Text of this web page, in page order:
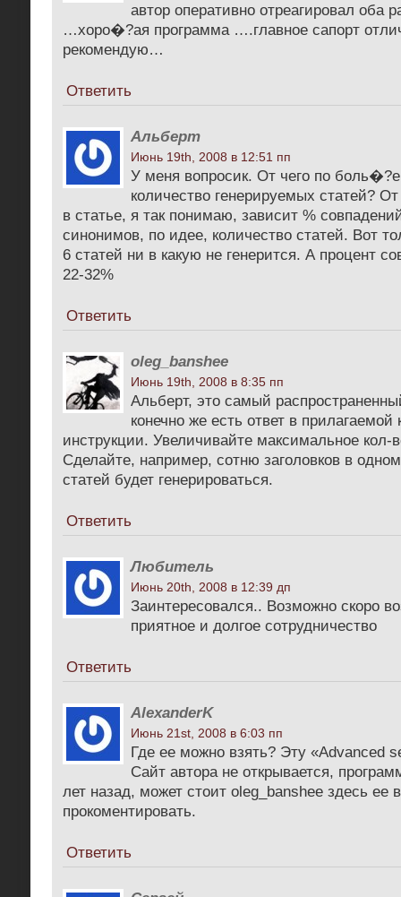
автор оперативно отреагировал оба
…хоро�?ая программа ….главное сапорт
рекомендую…
Ответить
Альберт
Июнь 19th, 2008 в 12:51 пп
У меня вопросик. От чего по
количество генерируемых статей?
в статье, я так понимаю, зависит %
синонимов, по идее, количество статей. Вот
6 статей ни в какую не генерится. А процент
22-32%
Ответить
oleg_banshee
Июнь 19th, 2008 в 8:35 пп
Альберт, это самый
конечно же есть ответ в прилагаемой
инструкции. Увеличивайте максимальное кол-
Сделайте, например, сотню заголовков в
статей будет генерироваться.
Ответить
Любитель
Июнь 20th, 2008 в 12:39 дп
Заинтересовался.. Возможно скоро
приятное и долгое сотрудничество
Ответить
AlexanderK
Июнь 21st, 2008 в 6:03 пп
Где ее можно взять? Эту «Advanced
Сайт автора не открывается,
лет назад, может стоит oleg_banshee здесь
прокоментировать.
Ответить